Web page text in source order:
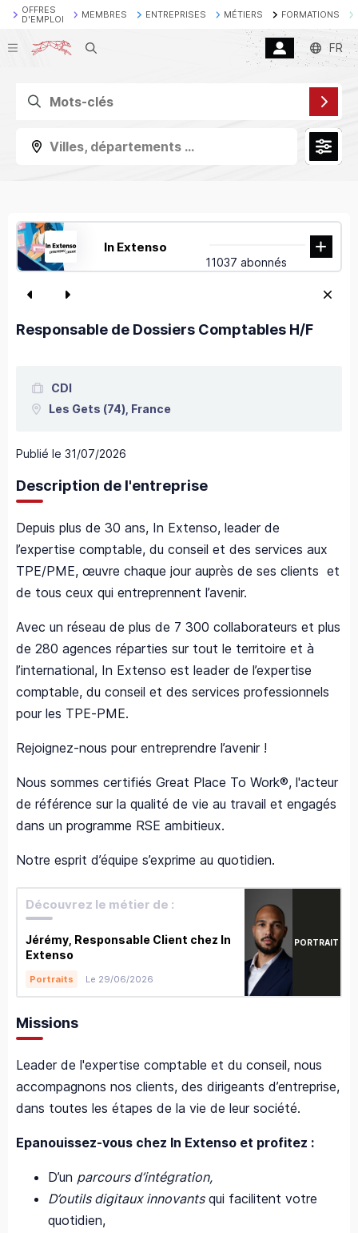
OFFRES
D'EMPLOI
MEMBRES ENTREPRISES MÉTIERS FORMATIONS
Recherche FR
Villes, départements ...
In Extenso
11037 abonnés
Responsable de Dossiers Comptables H/F
CDI
Les Gets (74), France
Publié le 31/07/2026
Description de l'entreprise
Depuis plus de 30 ans, In Extenso, leader de
l’expertise comptable, du conseil et des services aux
TPE/PME, œuvre chaque jour auprès de ses clients et
de tous ceux qui entreprennent l’avenir.
Avec un réseau de plus de 7 300 collaborateurs et plus
de 280 agences réparties sur tout le territoire et à
l’international, In Extenso est leader de l’expertise
comptable, du conseil et des services professionnels
pour les TPE-PME.
Rejoignez-nous pour entreprendre l’avenir !
Nous sommes certifiés Great Place To Work®, l'acteur
de référence sur la qualité de vie au travail et engagés
dans un programme RSE ambitieux.
Notre esprit d’équipe s’exprime au quotidien.
Découvrez le métier de :
Jérémy, Responsable Client chez In
Extenso
Portraits Le 29/06/2026
PORTRAIT
Missions
Leader de l'expertise comptable et du conseil, nous
accompagnons nos clients, des dirigeants d’entreprise,
dans toutes les étapes de la vie de leur société.
Epanouissez-vous chez In Extenso et profitez :
D’un parcours d’intégration,
D’outils digitaux innovantsqui facilitent votre
quotidien,